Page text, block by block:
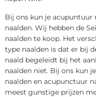
Bij ons kun je acupuntuur
naalden. Wij hebben de
naalden te koop. Het
type naalden is dat er bij
naald begeleidt bij het
naalden niet. Bij ons kun
naalden en acupunctuur
meest gunstige prijzen